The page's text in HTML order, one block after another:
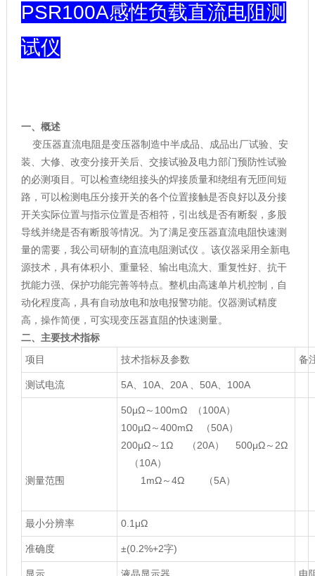
PSR100A感性负载直流电阻测
试仪
一、概述
变压器直流电阻是变压器制造中半成品、成品出厂试验、安
装、大修、改变分接开关后、交接试验及电力部门预防性试验
的必测项目。可以检查绕组接头的焊接质量和绕组有无匝间短
路，可以检测电压分接开关的各个位置接触是否良好以及分接
开关实际位置与指示位置是否相符，引出线是否有断裂，多股
导线并绕是否有断股等情况。为了满足变压器直流电阻快速测
量的需要，我公司研制的直流电阻测试仪 。该仪器采用全新电
源技术，具有体积小、重量轻、输出电流大、重复性好、抗干
扰能力强、保护功能完善等特点。整机由高速单片机控制，自
动化程度高，具有自动放电和放电报警功能。仪器测试精度
高，操作简便，可实现变压器直阻的快速测量。
二、主要技术指标
项目
技术指标及参数 备
测试电流 5A、10A、20A 、50A、100A
测量范围
50μΩ～100mΩ （100A）
100μΩ～400mΩ （50A）
200μΩ～1Ω （20A） 500μΩ～2Ω
（10A）
1mΩ～4Ω （5A）
最小分辨率 0.1μΩ
准确度 ±(0.2%+2字)